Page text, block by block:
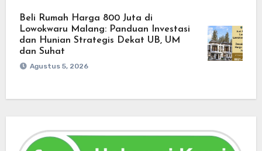
Beli Rumah Harga 800 Juta di
Lowokwaru Malang: Panduan Investasi
dan Hunian Strategis Dekat UB, UM
dan Suhat
Agustus 5, 2026